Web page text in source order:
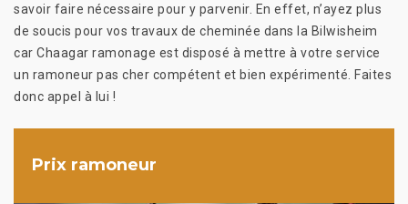
savoir faire nécessaire pour y parvenir. En effet, n’ayez plus
de soucis pour vos travaux de cheminée dans la Bilwisheim
car Chaagar ramonage est disposé à mettre à votre service
un ramoneur pas cher compétent et bien expérimenté. Faites
donc appel à lui !
Prix ramoneur